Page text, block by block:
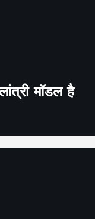
मॉडल है